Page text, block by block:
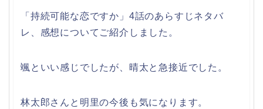
「持続可能な恋ですか」4話のあらすじネタバ
レ、感想についてご紹介しました。
颯といい感じでしたが、晴太と急接近でした。
林太郎さんと明里の今後も気になります。